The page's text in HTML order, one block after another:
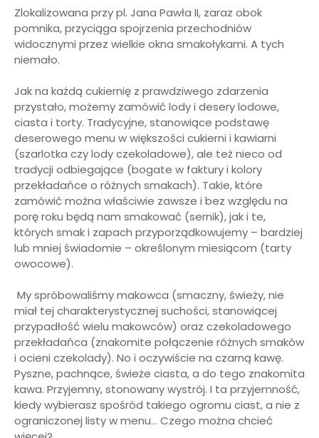
Zlokalizowana przy pl. Jana Pawła II, zaraz obok
pomnika, przyciąga spojrzenia przechodniów
widocznymi przez wielkie okna smakołykami. A tych
niemało.
Jak na każdą cukiernię z prawdziwego zdarzenia
przystało, możemy zamówić lody i desery lodowe,
ciasta i torty. Tradycyjne, stanowiące podstawę
deserowego menu w większości cukierni i kawiarni
(szarlotka czy lody czekoladowe), ale też nieco od
tradycji odbiegające (bogate w faktury i kolory
przekładańce o różnych smakach). Takie, które
zamówić można właściwie zawsze i bez względu na
porę roku będą nam smakować (sernik), jak i te,
których smak i zapach przyporządkowujemy – bardziej
lub mniej świadomie – określonym miesiącom (tarty
owocowe).
My spróbowaliśmy makowca (smaczny, świeży, nie
miał tej charakterystycznej suchości, stanowiącej
przypadłość wielu makowców) oraz czekoladowego
przekładańca (znakomite połączenie różnych smaków
i ocieni czekolady). No i oczywiście na czarną kawę.
Pyszne, pachnące, świeże ciasta, a do tego znakomita
kawa. Przyjemny, stonowany wystrój. I ta przyjemność,
kiedy wybierasz spośród takiego ogromu ciast, a nie z
ograniczonej listy w menu... Czego można chcieć